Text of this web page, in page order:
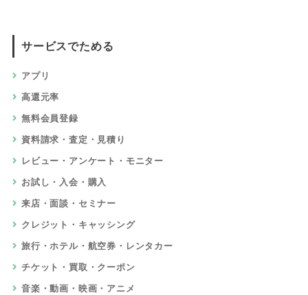
サービスでためる
アプリ
高還元率
無料会員登録
資料請求・査定・見積り
レビュー・アンケート・モニター
お試し・入会・購入
来店・面談・セミナー
クレジット・キャッシング
旅行・ホテル・航空券・レンタカー
チケット・買取・クーポン
音楽・動画・映画・アニメ